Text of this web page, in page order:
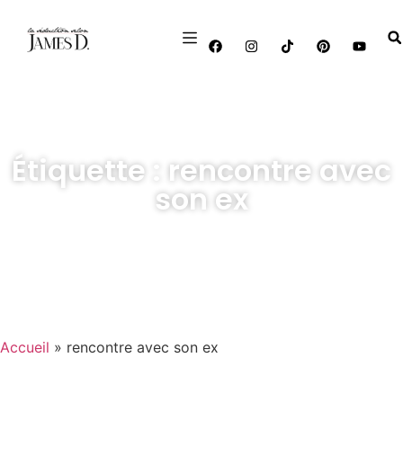
Étiquette : rencontre avec
son ex
Accueil » rencontre avec son ex